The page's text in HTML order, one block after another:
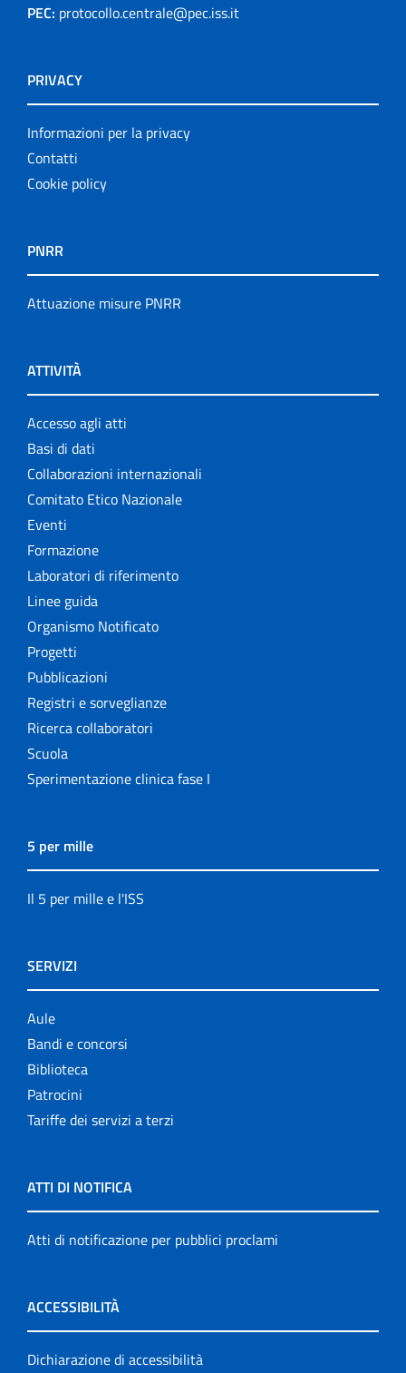
PEC: protocollo.centrale@pec.iss.it
PRIVACY
Informazioni per la privacy
Contatti
Cookie policy
PNRR
Attuazione misure PNRR
ATTIVITÀ
Accesso agli atti
Basi di dati
Collaborazioni internazionali
Comitato Etico Nazionale
Eventi
Formazione
Laboratori di riferimento
Linee guida
Organismo Notificato
Progetti
Pubblicazioni
Registri e sorveglianze
Ricerca collaboratori
Scuola
Sperimentazione clinica fase I
5 per mille
Il 5 per mille e l'ISS
SERVIZI
Aule
Bandi e concorsi
Biblioteca
Patrocini
Tariffe dei servizi a terzi
ATTI DI NOTIFICA
Atti di notificazione per pubblici proclami
ACCESSIBILITÀ
Dichiarazione di accessibilità